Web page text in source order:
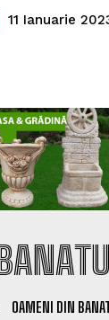
11 Ianuarie
OAMENI DIN